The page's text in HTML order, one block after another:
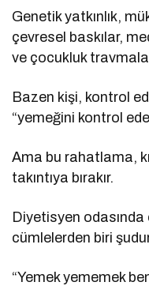
Genetik yatkınlık,
çevresel baskılar,
ve çocukluk
Bazen kişi, kontrol
“yemeğini kontrol
Ama bu rahatlama,
takıntıya bırakır.
Diyetisyen
cümlelerden biri
“Yemek yememek